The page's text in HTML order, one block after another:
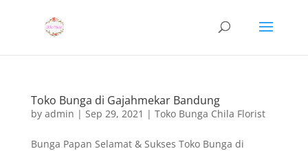
Toko Bunga di Gajahmekar Bandung
by admin | Sep 29, 2021 | Toko Bunga Chila Florist
Bunga Papan Selamat & Sukses Toko Bunga di